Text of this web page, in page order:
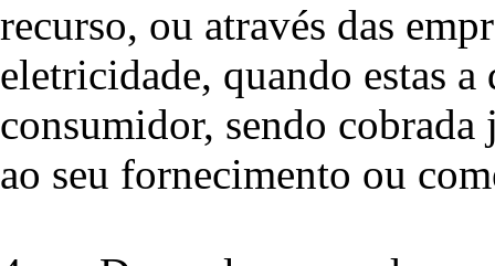
recurso, ou através das
eletricidade, quando estas
consumidor, sendo
ao seu fornecimento ou